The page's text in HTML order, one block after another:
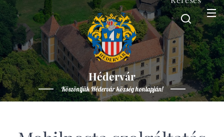
Hédervár
Köszöntjük Hédervár község honlapján!